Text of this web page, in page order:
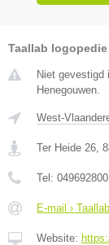
Taallab
Niet gevestigd
Henegouwen.
West-
Ter Heide 26
Tel:
E-mail ›
Website: